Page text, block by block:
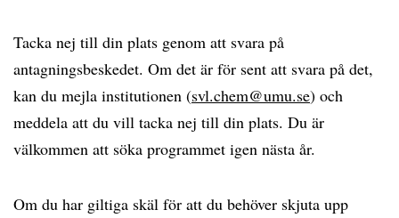
Tacka nej till din plats genom att svara på
antagningsbeskedet. Om det är för sent att svara på det,
kan du mejla institutionen (svl.chem@umu.se) och
meddela att du vill tacka nej till din plats. Du är
välkommen att söka programmet igen nästa år.
Om du har giltiga skäl för att du behöver skjuta upp